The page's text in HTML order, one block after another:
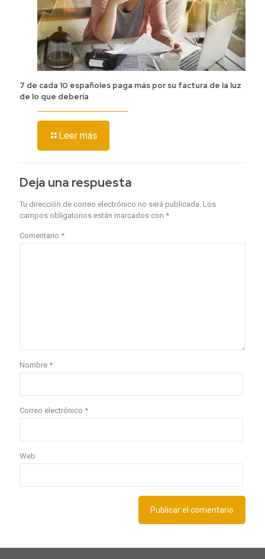
7 de cada 10 españoles paga más por su factura de la luz
de lo que debería
Leer más
Deja una respuesta
Tu dirección de correo electrónico no será publicada. Los
campos obligatorios están marcados con *
Comentario *
Nombre *
Correo electrónico *
Web